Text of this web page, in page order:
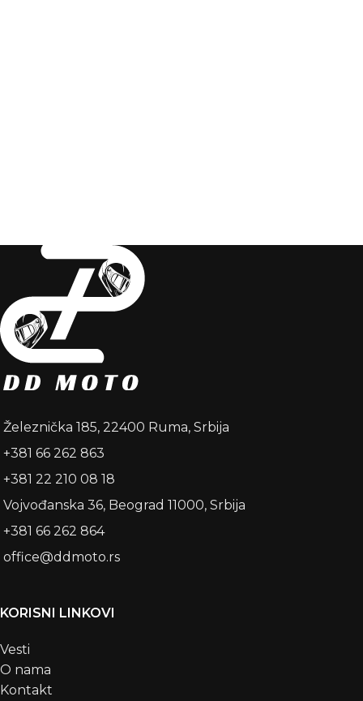
Železnička 185, 22400 Ruma, Srbija
+381 66 262 863
+381 22 210 08 18
Vojvođanska 36, Beograd 11000, Srbija
+381 66 262 864
office@ddmoto.rs
KORISNI LINKOVI
Vesti
O nama
Kontakt